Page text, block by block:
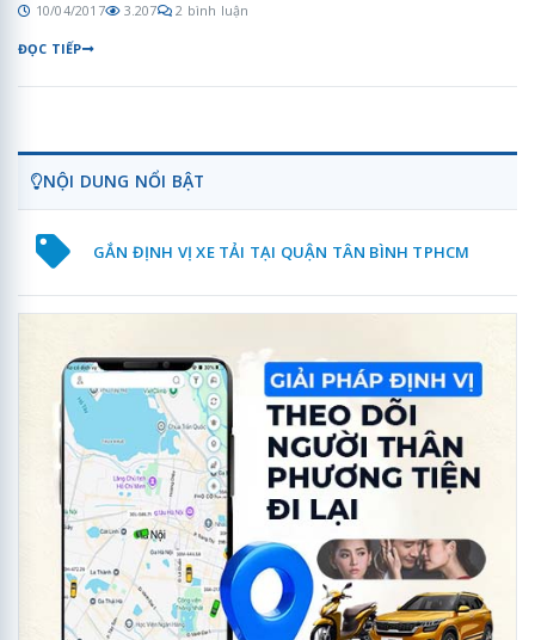
10/04/2017 3.207 2 bình luận
ĐỌC TIẾP
NỘI DUNG NỔI BẬT
GẮN ĐỊNH VỊ XE TẢI TẠI QUẬN TÂN BÌNH TPHCM